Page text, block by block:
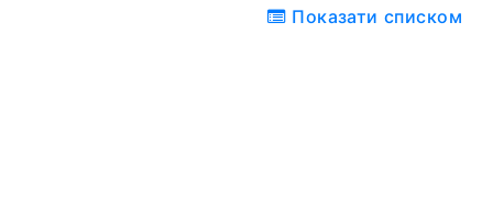
Показати списком